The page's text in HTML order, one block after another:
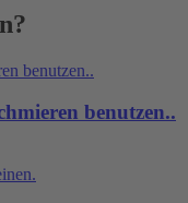
benutzen..